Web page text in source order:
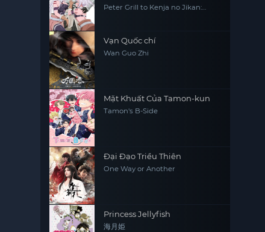
Peter Grill to Kenja no Jikan:
Vạn Quốc chí
Wan Guo Zhi
Mặt Khuất Của Tamon-kun
Tamon's B-Side
Đại Đạo Triều Thiên
One Way or Another
Princess Jellyfish
海月姫